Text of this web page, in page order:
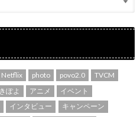
Netflix photo povo2.0
TVCM
ぽよ アニメ
イベント
インタビュー
キャンペーン